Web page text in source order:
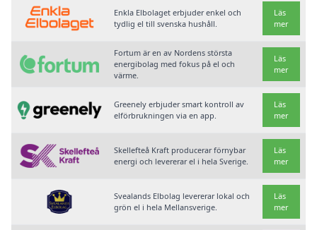
Enkla Elbolaget erbjuder enkel och
tydlig el till svenska hushåll.
Läs
mer
Fortum är en av Nordens största
energibolag med fokus på el och
värme.
Läs
mer
Greenely erbjuder smart kontroll av
elförbrukningen via en app.
Läs
mer
Skellefteå Kraft producerar förnybar
energi och levererar el i hela Sverige.
Läs
mer
Svealands Elbolag levererar lokal och
grön el i hela Mellansverige.
Läs
mer